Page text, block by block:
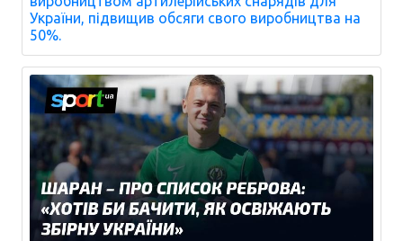
України, підвищив обсяги свого виробництва на
50%.